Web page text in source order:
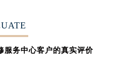
服务中心客户的真实评价